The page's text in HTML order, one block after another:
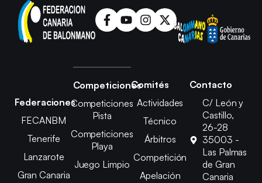
Federaciones
FECANBM
Tenerife
Lanzarote
Gran Canaria
Competiciones
Competiciones
Pista
Competiciones
Playa
Juego Limpio
Comités
Actividades
Técnico
Árbitros
Competición
Apelación
Contacto
C/ León y
Castillo,
26-28
35003 -
Las Palmas
de Gran
Canaria